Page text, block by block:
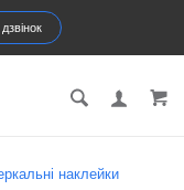
наклейки